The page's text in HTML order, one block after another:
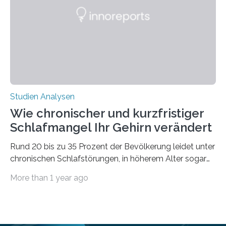
derzeitigen Verbreitungsgebiets bis zum Jahr 2100
Studien Analysen
Wie chronischer und kurzfristiger
Schlafmangel Ihr Gehirn verändert
Rund 20 bis zu 35 Prozent der Bevölkerung leidet unter
chronischen Schlafstörungen, in höherem Alter sogar
Erwachsene kennt zudem ein kurzfristiges Schlafdefizit:
More than 1 year ago